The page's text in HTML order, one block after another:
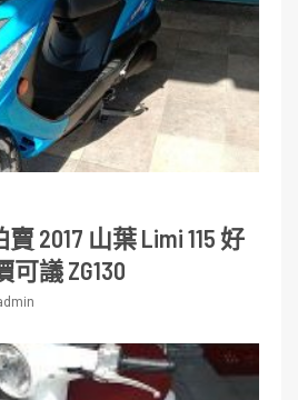
2017 山葉 Limi 115 好
議 ZG130